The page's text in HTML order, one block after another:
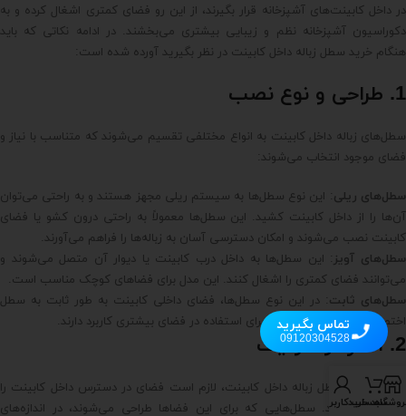
در داخل کابینت‌های آشپزخانه قرار بگیرند، از این رو فضای کمتری اشغال کرده و به
دکوراسیون آشپزخانه نظم و زیبایی بیشتری می‌بخشند. در ادامه نکاتی که باید
هنگام خرید سطل زباله داخل کابینت در نظر بگیرید آورده شده است:
1. طراحی و نوع نصب
سطل‌های زباله داخل کابینت به انواع مختلفی تقسیم می‌شوند که متناسب با نیاز و
فضای موجود انتخاب می‌شوند:
سطل‌های ریلی : این نوع سطل‌ها به سیستم ریلی مجهز هستند و به راحتی می‌توان
آن‌ها را از داخل کابینت کشید. این سطل‌ها معمولاً به راحتی درون کشو یا فضای
کابینت نصب می‌شوند و امکان دسترسی آسان به زباله‌ها را فراهم می‌آورند.
سطل‌های آویز : این سطل‌ها به داخل درب کابینت یا دیوار آن متصل می‌شوند و
می‌توانند فضای کمتری را اشغال کنند. این مدل برای فضاهای کوچک مناسب است.
سطل‌های ثابت : در این نوع سطل‌ها، فضای داخلی کابینت به طور ثابت به سطل
اختصاص داده شده و معمولاً برای استفاده در فضای بیشتری کاربرد دارند.
2. اندازه و ظرفیت
قبل از خرید سطل زباله داخل کابینت، لازم است فضای در دسترس داخل کابینت را
اندازه‌گیری کنید. سطل‌هایی که برای این فضاها طراحی می‌شوند، در اندازه‌های
سبد خرید
حساب کاربری من
تماس بگیرید
09120304528